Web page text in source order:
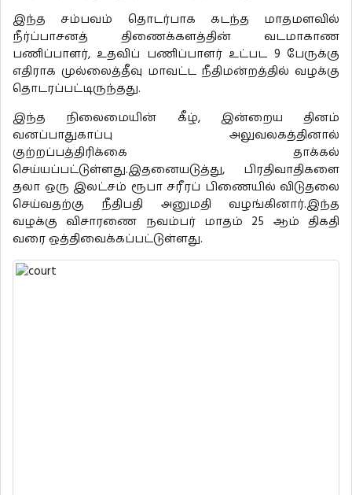
இந்த சம்பவம் தொடர்பாக கடந்த மாதமளவில்
நீர்ப்பாசனத் திணைக்களத்தின் வடமாகாண
பணிப்பாளர், உதவிப் பணிப்பாளர் உட்பட 9 பேருக்கு
எதிராக முல்லைத்தீவு மாவட்ட நீதிமன்றத்தில் வழக்கு
தொடரப்பட்டிருந்தது.
இந்த நிலைமையின் கீழ், இன்றைய தினம்
வனப்பாதுகாப்பு அலுவலகத்தினால்
குற்றப்பத்திரிக்கை தாக்கல்
செய்யப்பட்டுள்ளது.இதனையடுத்து, பிரதிவாதிகளை
தலா ஒரு இலட்சம் ரூபா சரீரப் பிணையில் விடுதலை
செய்வதற்கு நீதிபதி அனுமதி வழங்கினார்.இந்த
வழக்கு விசாரணை நவம்பர் மாதம் 25 ஆம் திகதி
வரை ஒத்திவைக்கப்பட்டுள்ளது.